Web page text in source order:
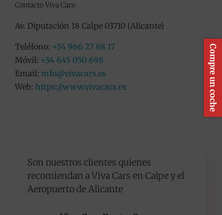
Contacto Viva Cars:
Av. Diputación 18 Calpe 03710 (Alicante)
Teléfono: +34 966 27 88 17
Móvil: +34 645 050 698
Email: info@vivacars.es
Web: https://www.vivacars.es
Son nuestros clientes quienes
recomiendan a Viva Cars en Calpe y el
Aeropuerto de Alicante
Compre un coche